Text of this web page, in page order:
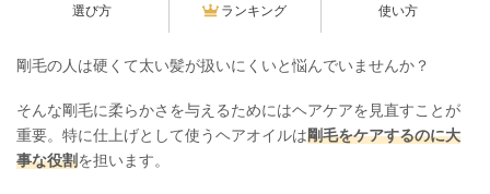
選び方 ランキング 使い方
剛毛の人は硬くて太い髪が扱いにくいと悩んでいませんか？
そんな剛毛に柔らかさを与えるためにはヘアケアを見直すことが
重要。特に仕上げとして使うヘアオイルは剛毛をケアするのに大
事な役割を担います。